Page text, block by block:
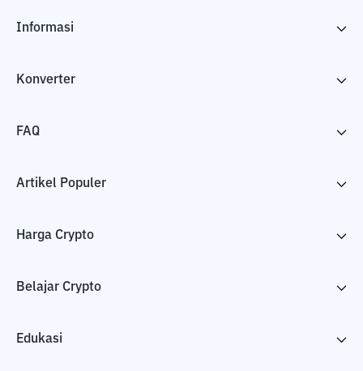
Informasi
Konverter
FAQ
Artikel Populer
Harga Crypto
Belajar Crypto
Edukasi